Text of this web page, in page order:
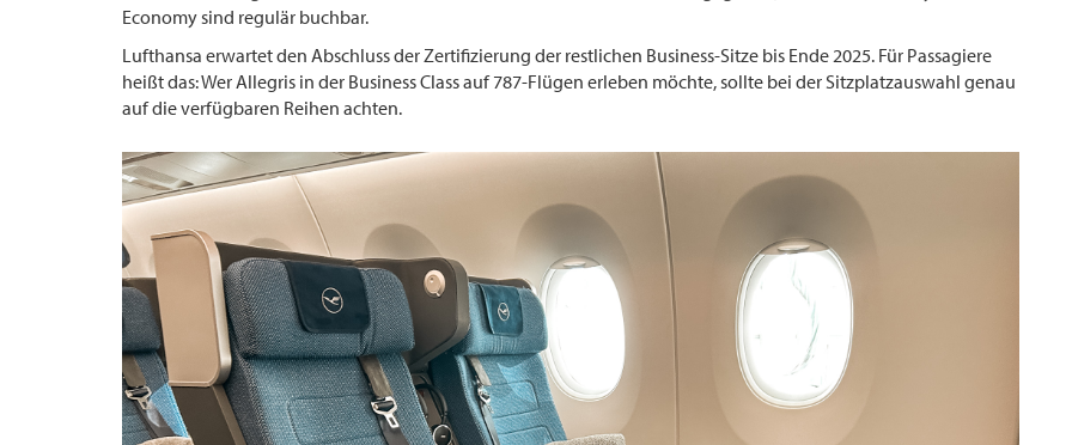
Economy sind regulär buchbar.
Lufthansa erwartet den Abschluss der Zertifizierung der restlichen Business-Sitze bis Ende 2025. Für Passagiere
heißt das: Wer Allegris in der Business Class auf 787-Flügen erleben möchte, sollte bei der Sitzplatzauswahl genau
auf die verfügbaren Reihen achten.